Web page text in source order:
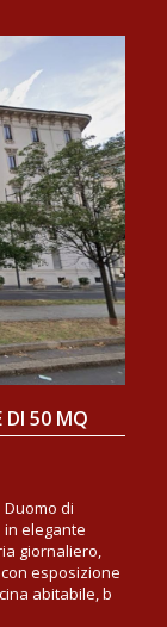
DI 50 MQ
Duomo di
elegante
giornaliero,
esposizione
abitabile, b